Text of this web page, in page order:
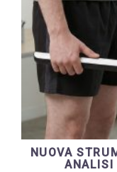
NUOVA
ANALISI